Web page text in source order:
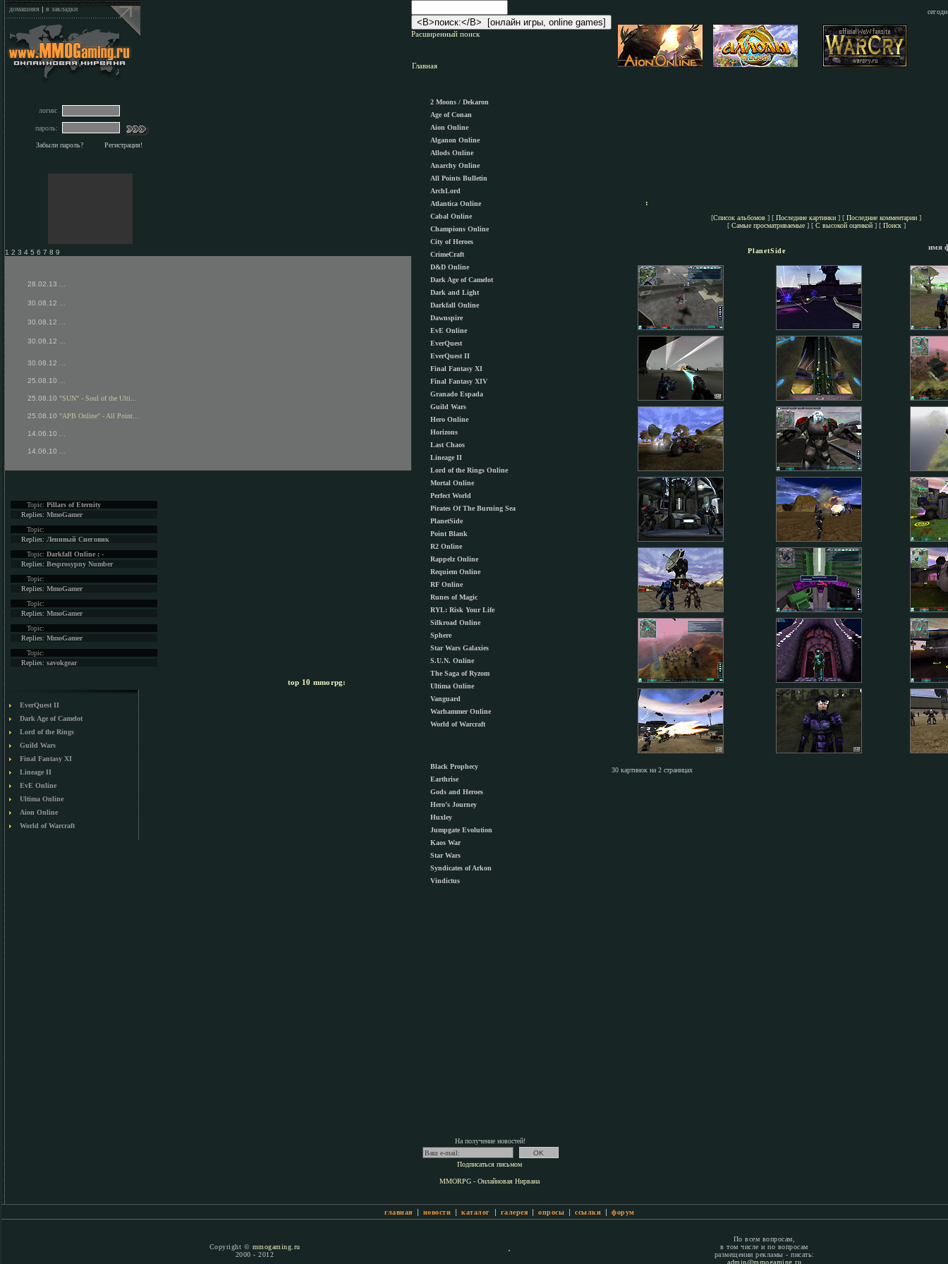
домашняя | в закладки
логин:
пароль:
Забыли пароль? Регистрация!
1 2 3 4 5 6 7 8 9
28.02.13
30.08.12
30.08.12
30.08.12
30.08.12
25.08.10
25.08.10 "SUN" - Soul of the Ulti...
25.08.10 "APB Online" - All Point...
14.06.10
14.06.10
Topic: Pillars of Eternity
Replies: MmoGamer
Topic:
Replies: Ленивый Снеговик
Topic: Darkfall Online : -
Replies: Besprosypny Number
Topic:
Replies: MmoGamer
Topic:
Replies: MmoGamer
Topic:
Replies: MmoGamer
Topic:
Replies: savokgear
top 10 mmorpg:
EverQuest II
Dark Age of Camelot
Lord of the Rings
Guild Wars
Final Fantasy XI
Lineage II
EvE Online
Ultima Online
Aion Online
World of Warcraft
Расширенный поиск
Главная
2 Moons / Dekaron
Age of Conan
Aion Online
Alganon Оnline
Allods Online
Anarchy Online
All Points Bulletin
ArchLord
Atlantica Online
Cabal Online
Champions Online
City of Heroes
CrimeCraft
D&D Online
Dark Age of Camelot
Dark and Light
Darkfall Online
Dawnspire
EvE Online
EverQuest
EverQuest II
Final Fantasy XI
Final Fantasy XIV
Granado Espada
Guild Wars
Hero Online
Horizons
Last Chaos
Lineage II
Lord of the Rings Online
Mortal Online
Perfect World
Pirates Of The Burning Sea
PlanetSide
Point Blank
R2 Online
Rappelz Online
Requiem Online
RF Online
Runes of Magic
RYL: Risk Your Life
Silkroad Online
Sphere
Star Wars Galaxies
S.U.N. Online
The Saga of Ryzom
Ultima Online
Vanguard
Warhammer Online
World of Warcraft
Black Prophecy
Earthrise
Gods and Heroes
Hero’s Journey
Huxley
Jumpgate Evolution
Kaos War
Star Wars
Syndicates of Arkon
Vindictus
На получение новостей!
Подписаться письмом
MMORPG - Онлайновая Нирвана
:
[Список альбомов ] [ Последние картинки ] [ Последние комментарии ]
[ Самые просматриваемые] [ С высокой оценкой] [ Поиск]
PlanetSide имя
30 картинок на 2 страницах
главная | новости | каталог | галерея | опросы | ссылки | форум
Copyright © mmogaming.ru
2000 - 2012
По всем вопросам,
в том числе и по вопросам
размещении рекламы - писать:
admin@mmogaming.ru